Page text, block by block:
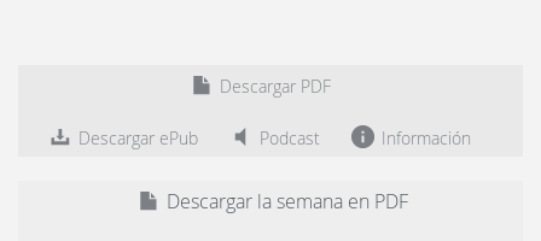
Descargar PDF
Descargar ePub Podcast Información
Descargar la semana en PDF